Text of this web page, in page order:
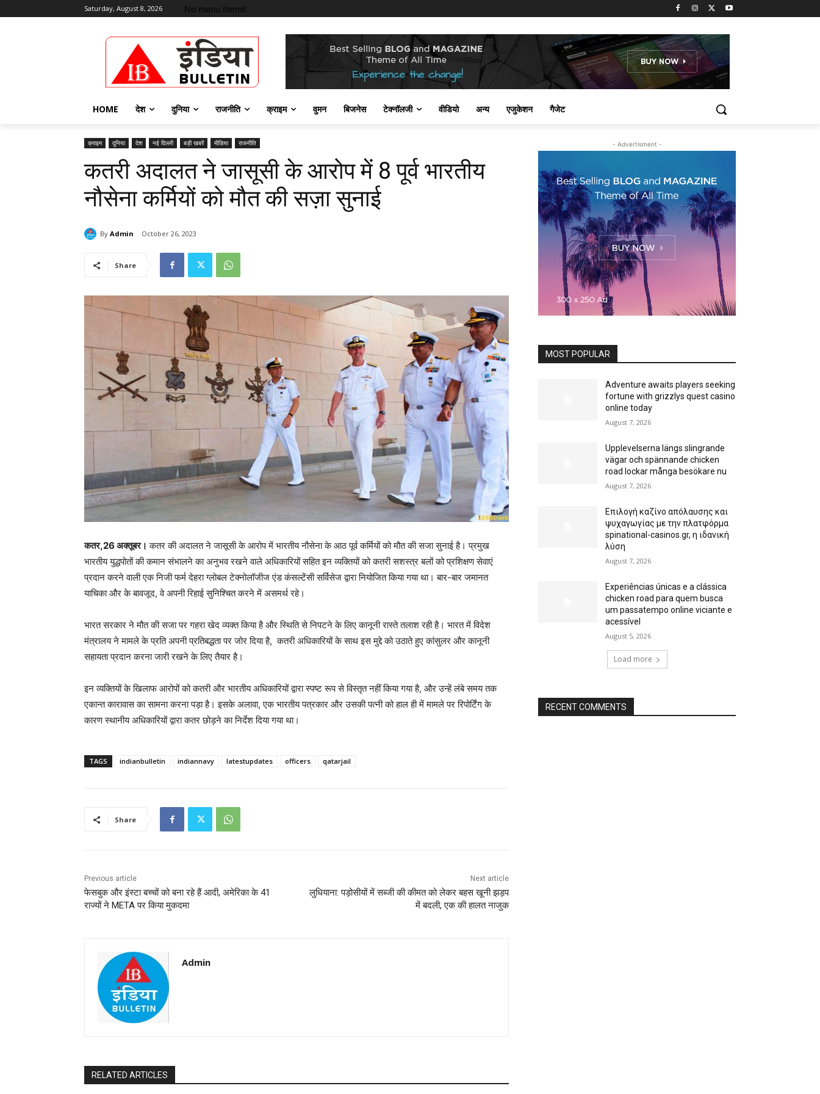
Saturday, August 8, 2026 No menu items!
HOME देश दुनिया राजनीति क्राइम वुमन बिजनेस टेक्नॉलजी वीडियो अन्य एजुकेशन गैजेट
क्राइम दुनिया देश नई दिल्ली बड़ी खबरें मीडिया राजनीति
कतरी अदालत ने जासूसी के आरोप में 8 पूर्व भारतीय
नौसेना कर्मियों को मौत की सज़ा सुनाई
By Admin October 26, 2023
Share
कतर,26 अक्तूबर। कतर की अदालत ने जासूसी के आरोप में भारतीय नौसेना के आठ पूर्व कर्मियों को मौत की सजा सुनाई है। प्रमुख
भारतीय युद्धपोतों की कमान संभालने का अनुभव रखने वाले अधिकारियों सहित इन व्यक्तियों को कतरी सशस्त्र बलों को प्रशिक्षण सेवाएं
प्रदान करने वाली एक निजी फर्म देहरा ग्लोबल टेक्नोलॉजीज एंड कंसल्टेंसी सर्विसेज द्वारा नियोजित किया गया था। बार-बार जमानत
याचिका और के बावजूद, वे अपनी रिहाई सुनिश्चित करने में असमर्थ रहे।
भारत सरकार ने मौत की सजा पर गहरा खेद व्यक्त किया है और स्थिति से निपटने के लिए कानूनी रास्ते तलाश रही है। भारत में विदेश
मंत्रालय ने मामले के प्रति अपनी प्रतिबद्धता पर जोर दिया है, कतरी अधिकारियों के साथ इस मुद्दे को उठाते हुए कांसुलर और कानूनी
सहायता प्रदान करना जारी रखने के लिए तैयार है।
इन व्यक्तियों के खिलाफ आरोपों को कतरी और भारतीय अधिकारियों द्वारा स्पष्ट रूप से विस्तृत नहीं किया गया है, और उन्हें लंबे समय तक
एकान्त कारावास का सामना करना पड़ा है। इसके अलावा, एक भारतीय पत्रकार और उसकी पत्नी को हाल ही में मामले पर रिपोर्टिंग के
कारण स्थानीय अधिकारियों द्वारा कतर छोड़ने का निर्देश दिया गया था।
TAGS indianbulletin indiannavy latestupdates officers qatarjail
Share
Previous article
फेसबुक और इंस्टा बच्चों को बना रहे हैं आदी, अमेरिका के 41
राज्यों ने META पर किया मुकदमा
Next article
लुधियाना: पड़ोसीयों में सब्जी की कीमत को लेकर बहस खूनी झड़प
में बदली, एक की हालत नाजुक
Admin
RELATED ARTICLES
- Advertisment -
MOST POPULAR
Adventure awaits players seeking
fortune with grizzlys quest casino
online today
August 7, 2026
Upplevelserna längs slingrande
vägar och spännande chicken
road lockar många besökare nu
August 7, 2026
Επιλογή καζίνο απόλαυσης και
ψυχαγωγίας με την πλατφόρμα
spinational-casinos.gr, η ιδανική
λύση
August 7, 2026
Experiências únicas e a clássica
chicken road para quem busca
um passatempo online viciante e
acessível
August 5, 2026
Load more
RECENT COMMENTS